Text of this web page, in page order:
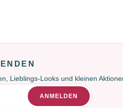
Lieblings-Looks und kleinen
ANMELDEN